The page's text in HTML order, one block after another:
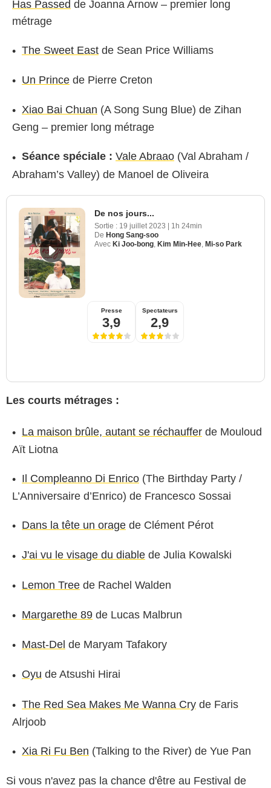
Has Passed de Joanna Arnow – premier long
métrage
The Sweet East de Sean Price Williams
Un Prince de Pierre Creton
Xiao Bai Chuan (A Song Sung Blue) de Zihan
Geng – premier long métrage
Séance spéciale : Vale Abraao (Val Abraham /
Abraham’s Valley) de Manoel de Oliveira
De nos jours...
Sortie : 19 juillet 2023 | 1h 24min
De Hong Sang-soo
Avec Ki Joo-bong Kim Min-Hee Mi-so Park
Presse
3,9
Spectateurs
2,9
Les courts métrages :
La maison brûle, autant se réchauffer de Mouloud
Aït Liotna
Il Compleanno Di Enrico (The Birthday Party /
L’Anniversaire d’Enrico) de Francesco Sossai
Dans la tête un orage de Clément Pérot
J'ai vu le visage du diable de Julia Kowalski
Lemon Tree de Rachel Walden
Margarethe 89 de Lucas Malbrun
Mast-Del de Maryam Tafakory
Oyu de Atsushi Hirai
The Red Sea Makes Me Wanna Cry de Faris
Alrjoob
Xia Ri Fu Ben (Talking to the River) de Yue Pan
Si vous n'avez pas la chance d'être au Festival de